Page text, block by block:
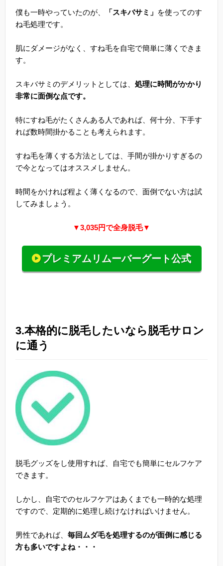
僕も一時やっていたのが、 「スキバサミ」 を使ってのす
ね毛処理です。
肌にダメージがなく、すね毛を自宅で簡単に薄くできま
す。
スキバサミのデメリットとしては、 処理に時間がかかり
非常に面倒な点です。
特にすね毛がたくさんある人であれば、何十分、下手す
れば数時間掛かることも考えられます。
すね毛を薄くする方法としては、手間が掛かりすぎるの
で今となってはオススメしません。
時間をかければ程よく薄くなるので、面倒でない方は試
してみましょう。
▼3,035円で全身脱毛▼
プレミアムリムーバーグート公式
3.本格的に脱毛したいなら脱毛サロン
に通う
脱毛グッズをし使用すれば、自宅でも簡単にセルフケア
できます。
しかし、自宅でのセルフケアはあくまでも一時的な処理
ですので、定期的に処理し続けなければいけません。
男性であれば、 毎回ムダ毛を処理するのが面倒に感じる
方も多いですよね・・・